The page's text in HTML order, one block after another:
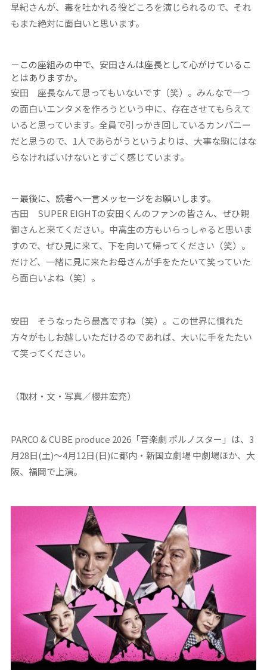
早紀さんが、毒を吐かれる役どころを演じられるので、それ
もまた絶対に面白いと思います。
－この座組みの中で、安田さんは座長として心がけているこ
とはありますか。
安田 座長なんて思ってもいないです（笑）。みんなで一つ
の面白いエンタメを作ろうという中に、存在させてもらえて
いると思っています。全員で引っかき回しているカンパニー
だと思うので、1人であらがうというよりは、大事な駒にはな
らなければいけないとすごく感じています。
－最後に、読者へ一言メッセージをお願いします。
古田 SUPER EIGHTの安田くんのファンの皆さん、ぜひ親
御さんと来てください。中高生の方もいらっしゃると思いま
すので、ぜひ見に来て、下を向いて帰ってください（笑）。
だけど、一緒に見に来たお母さんが手をたたいて笑っていた
ら面白いよね（笑）。
安田 そうなったら最高ですね（笑）。この世界に慣れた
方々がもしお越しいただけるのであれば、大いに手をたたい
て笑ってください。
（取材・文・写真／櫻井宏充）
PARCO & CUBE produce 2026「音楽劇 ポルノスター」は、3
月28日(土)～4月12日(日)に都内・新国立劇場 中劇場ほか、大
阪、福岡で上演。